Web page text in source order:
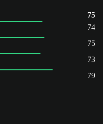
75
74
75
73
79